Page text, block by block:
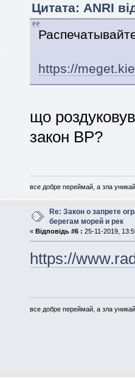
Цитата: ANRI
https://
що
закон ВР?
все добре переймай, а зла уникай
Re: Закон о запрете
берегам морей и рек
« Відповідь #6 : 25-11-2019,
https://
все добре переймай, а зла уникай